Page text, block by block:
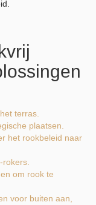
terras.
plaatsen.
het rookbeleid naar
om rook te
voor buiten aan,